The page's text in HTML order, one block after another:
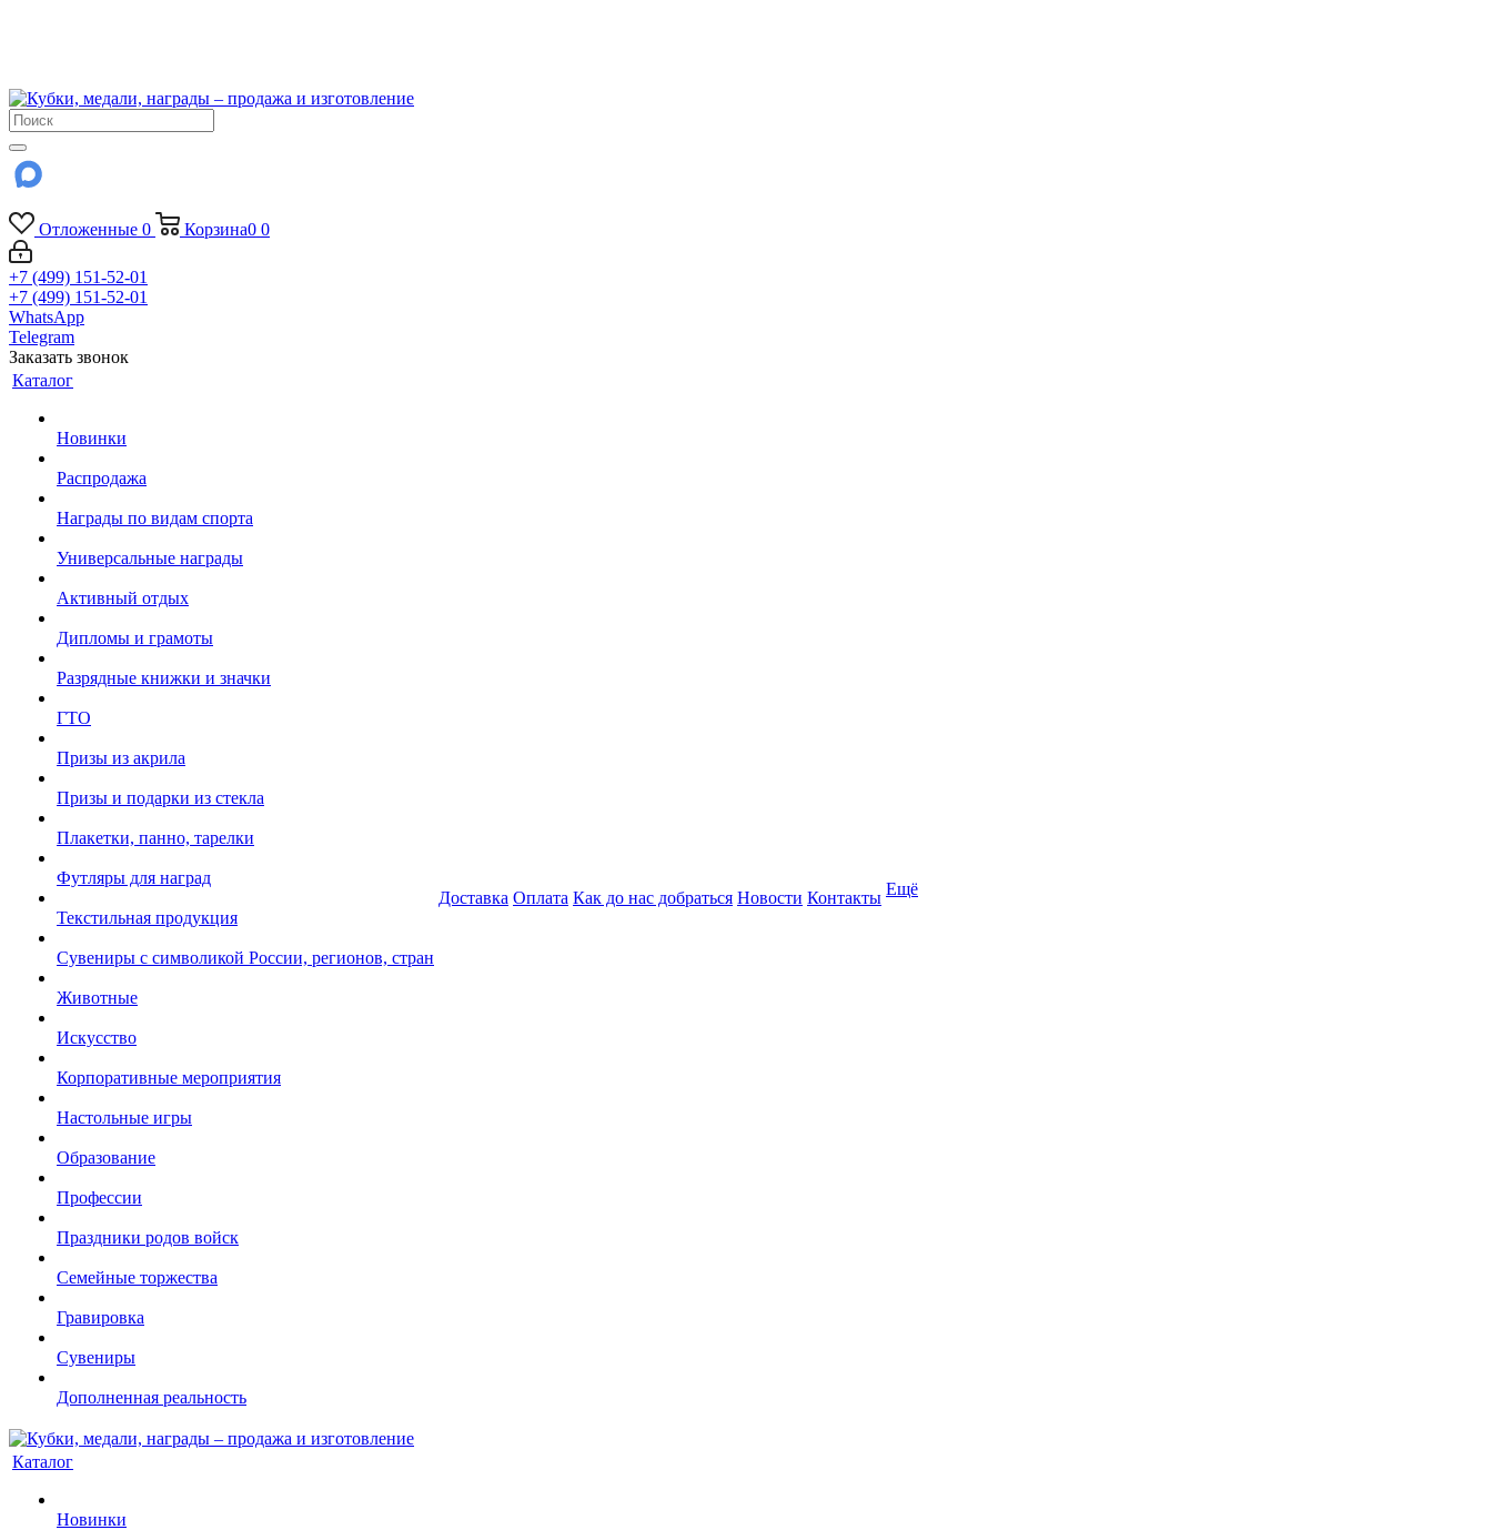
Отложенные 0 Корзина0 0
+7 (499) 151-52-01
+7 (499) 151-52-01
WhatsApp
Telegram
Заказать звонок
Каталог
Новинки
Распродажа
Награды по видам спорта
Универсальные награды
Активный отдых
Дипломы и грамоты
Разрядные книжки и значки
ГТО
Призы из акрила
Призы и подарки из стекла
Плакетки, панно, тарелки
Футляры для наград
Текстильная продукция
Сувениры с символикой России, регионов, стран
Животные
Искусство
Корпоративные мероприятия
Настольные игры
Образование
Профессии
Праздники родов войск
Семейные торжества
Гравировка
Сувениры
Дополненная реальность
Доставка Оплата Как до нас добраться Новости Контакты Ещё
Каталог
Новинки